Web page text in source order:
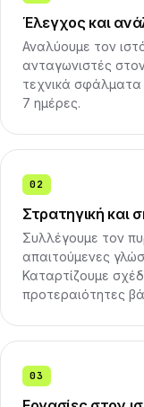
Έλεγχος και
Αναλύουμε τον
ανταγωνιστές
τεχνικά σφάλματα
7 ημέρες.
02
Στρατηγική και
Συλλέγουμε τον
απαιτούμενες
Καταρτίζουμε
προτεραιότητες
03